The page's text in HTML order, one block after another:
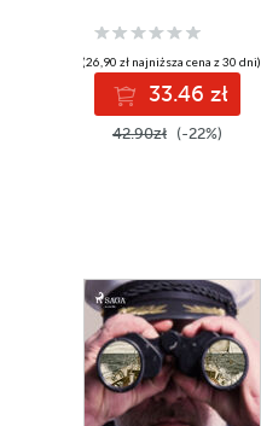
(26,90 zł najniższa cena z 30 dni)
33.46 zł
42.90zł (-22%)